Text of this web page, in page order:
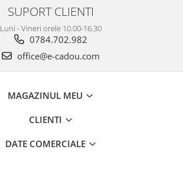
SUPORT CLIENTI
Luni - Vineri orele 10.00-16.30
0784.702.982
office@e-cadou.com
MAGAZINUL MEU
CLIENTI
DATE COMERCIALE